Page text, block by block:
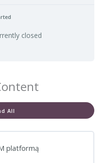
closed
All
platformą